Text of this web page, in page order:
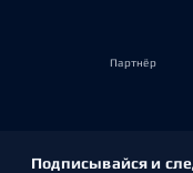
Партнёр
Подписывайся и